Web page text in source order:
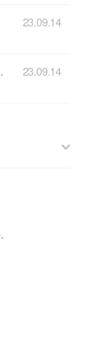
23.09.14
지션 모집 23.09.14